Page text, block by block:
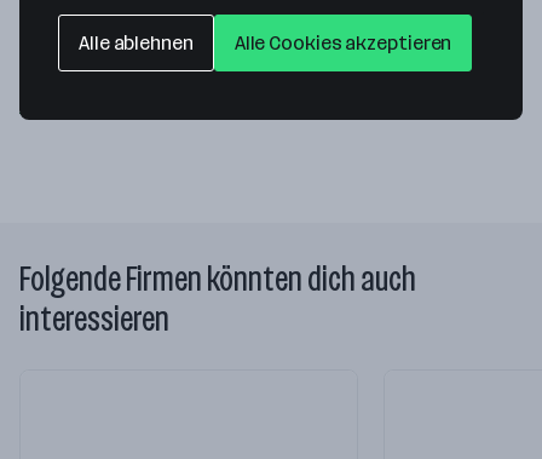
Eisenwerk 14
3193 St. Aegyd am Neuwalde— Route berechnen
Folgende Firmen könnten dich auch
interessieren
Alle ablehnen Alle Cookies akzeptieren